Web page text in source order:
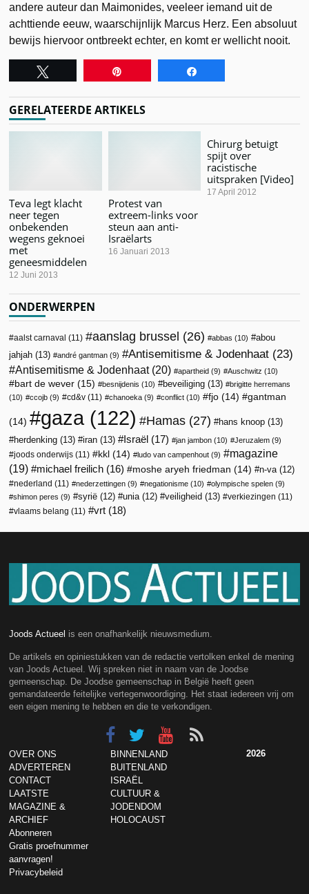
andere auteur dan Maimonides, veeleer iemand uit de
achttiende eeuw, waarschijnlijk Marcus Herz. Een absoluut
bewijs hiervoor ontbreekt echter, en komt er wellicht nooit.
GERELATEERDE ARTIKELS
Teva legt klacht
neer tegen
onbekenden
wegens geknoei
met
geneesmiddelen
12 Juni 2013
Protest van
extreem-links voor
steun aan anti-
Israëlarts
16 Januari 2013
Chirurg betuigt
spijt over
racistische
uitspraken [Video]
17 April 2012
ONDERWERPEN
aalst carnaval (11) aanslag brussel (26) abbas (10)
abou
jahjah (13) andré gantman (9) Antisemitisme & Jodenhaat (23)
Antisemitisme & Jodenhaat(20) apartheid (9) Auschwitz (10)
bart de wever (15) besnijdenis (10) beveiliging (13)
brigitte herremans
(10)
ccojb (9) cd&v (11) chanoeka (9) conflict (10) fjo (14) gantman
(14) gaza(122) Hamas (27) hans knoop (13)
herdenking (13) iran (13) Israël (17) jan jambon (10) Jeruzalem (9)
joods onderwijs (11) kkl (14) ludo van campenhout (9)
magazine
(19)
michael freilich (16) moshe aryeh friedman (14) n-va (12)
nederland (11) nederzettingen (9) negationisme (10) olympische spelen (9)
shimon peres (9) syrië (12) unia (12) veiligheid (13) verkiezingen (11)
vlaams belang (11) vrt (18)
Joods Actueel is een onafhankelijk nieuwsmedium.
De artikels en opiniestukken van de redactie vertolken enkel de mening
van Joods Actueel. Wij spreken niet in naam van de Joodse
gemeenschap. De Joodse gemeenschap in België heeft geen
gemandateerde feitelijke vertegenwoordiging. Het staat iedereen vrij om
een eigen mening te hebben en die te verkondigen.
OVER ONS
ADVERTEREN
CONTACT
LAATSTE
MAGAZINE &
ARCHIEF
Abonneren
Gratis proefnummer
aanvragen!
Privacybeleid
BINNENLAND
BUITENLAND
ISRAËL
CULTUUR &
JODENDOM
HOLOCAUST
2026